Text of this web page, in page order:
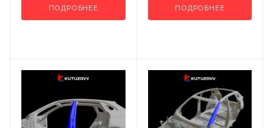
ПОДРОБНЕЕ ПОДРОБНЕЕ